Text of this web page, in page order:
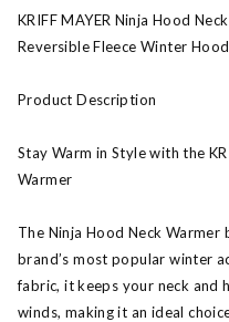
KRIFF MAYER Ninja Hood
Reversible Fleece Winter Hood
Product Description
Stay Warm in Style with the
Warmer
The Ninja Hood Neck Warmer
brand’s most popular winter
fabric, it keeps your neck and
winds, making it an ideal